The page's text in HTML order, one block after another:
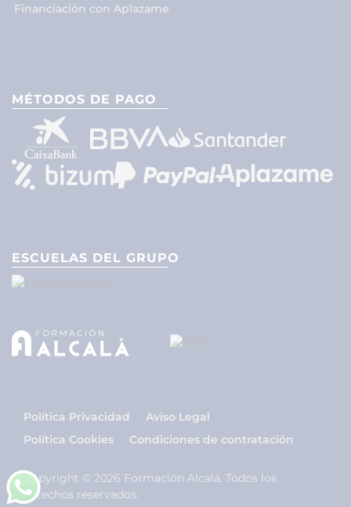
Financiación con Aplazame
MÉTODOS DE PAGO
ESCUELAS DEL GRUPO
Política Privacidad
Aviso Legal
Política Cookies
Condiciones de contratación
Copyright © 2026 Formación Alcalá. Todos los
derechos reservados.